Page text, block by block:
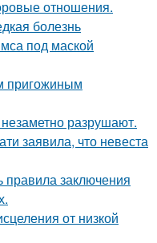
отношения.
болезнь
под маской
пригожиным
разрушают.
заявила, что невеста
правила заключения
от низкой